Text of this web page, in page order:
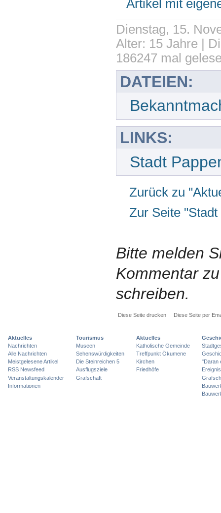
Artikel mit
Dienstag, 15.
Alter: 15 Jahre |
186247 mal
DATEIEN:
LINKS:
Stadt
Zurück zu
Zur Seite
Bitte melden
Kommentar
schreiben.
Diese Seite drucken Diese Seite per
Aktuelles
Nachrichten
Alle Nachrichten
Meistgelesene Artikel
RSS Newsfeed
Veranstaltungskalender
Informationen
Tourismus
Museen
Sehenswürdigkeiten
Die Steinreichen 5
Ausflugsziele
Grafschaft
Aktuelles
Katholische Gemeinde
Treffpunkt Ökumene
Kirchen
Friedhöfe
"Daran